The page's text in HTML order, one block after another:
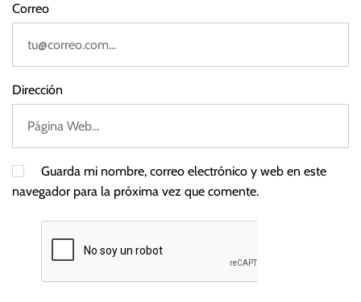
Correo
Dirección
Guarda mi nombre, correo electrónico y web en este
navegador para la próxima vez que comente.